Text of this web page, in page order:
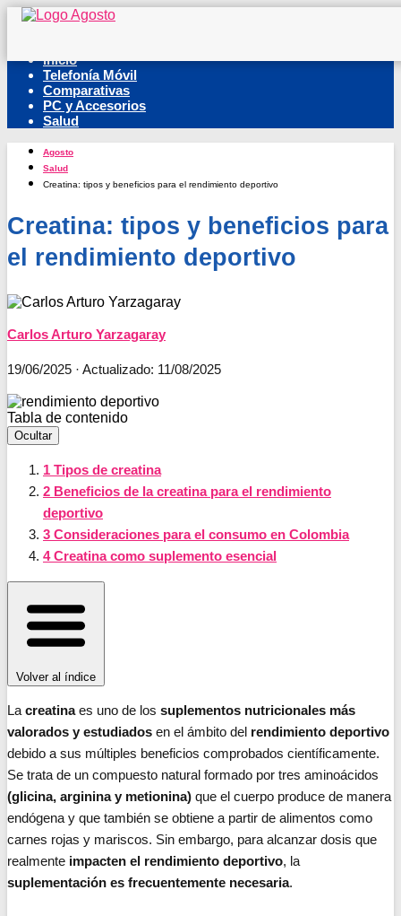
Inicio
Telefonía Móvil
Comparativas
PC y Accesorios
Salud
Agosto
Salud
Creatina: tipos y beneficios para el rendimiento deportivo
Creatina: tipos y beneficios para
el rendimiento deportivo
Carlos Arturo Yarzagaray
19/06/2025 · Actualizado: 11/08/2025
Tabla de contenido
Ocultar
1 Tipos de creatina
2 Beneficios de la creatina para el rendimiento
deportivo
3 Consideraciones para el consumo en Colombia
4Creatina como suplemento esencial
Volver al índice
La creatinaes uno de los suplementos nutricionales más
valorados y estudiados en el ámbito del rendimiento deportivo
debido a sus múltiples beneficios comprobados científicamente.
Se trata de un compuesto natural formado por tres aminoácidos
(glicina, arginina y metionina) que el cuerpo produce de manera
endógena y que también se obtiene a partir de alimentos como
carnes rojas y mariscos. Sin embargo, para alcanzar dosis que
realmente impacten el rendimiento deportivo, la
suplementación es frecuentemente necesaria.